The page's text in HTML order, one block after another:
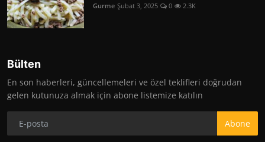
Gurme Şubat 3, 2025 0 2.3K
Bülten
En son haberleri, güncellemeleri ve özel teklifleri doğrudan
gelen kutunuza almak için abone listemize katılın
Abone